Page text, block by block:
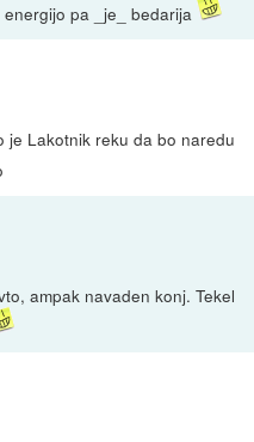
pa _je_ bedarija
je Lakotnik reku da bo naredu
ampak navaden konj. Tekel